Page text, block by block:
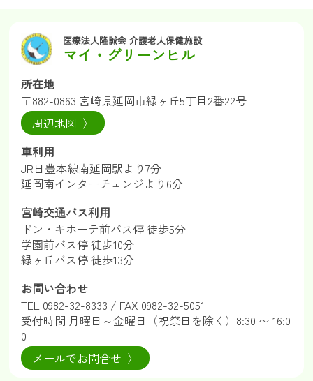
医療法人隆誠会 介護老人保健施設
マイ・グリーンヒル
所在地
〒882-0863 宮崎県延岡市緑ヶ丘5丁目2番22号
周辺地図 〉
車利用
JR日豊本線南延岡駅より7分
延岡南インターチェンジより6分
宮崎交通バス利用
ドン・キホーテ前バス停 徒歩5分
学園前バス停 徒歩10分
緑ヶ丘バス停 徒歩13分
お問い合わせ
TEL 0982-32-8333 / FAX 0982-32-5051
受付時間 月曜日～金曜日（祝祭日を除く）8:30 〜 16:0
0
メールでお問合せ 〉